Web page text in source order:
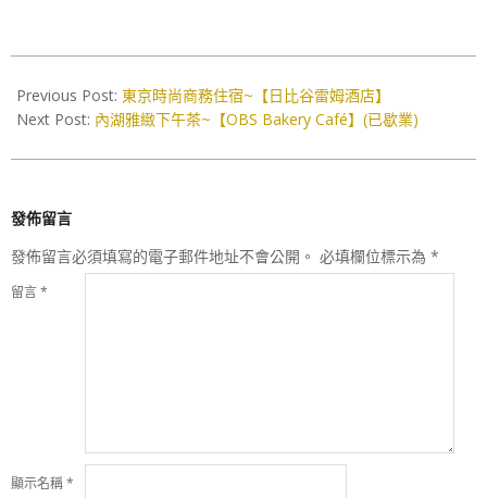
02-
23
Previous Post: 東京時尚商務住宿~【日比谷雷姆酒店】
Next Post: 內湖雅緻下午茶~【OBS Bakery Café】(已歇業)
發佈留言
發佈留言必須填寫的電子郵件地址不會公開。 必填欄位標示為 *
留言*
顯示名稱*